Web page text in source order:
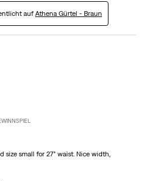
aufAthena Gürtel - Braun
size small for 27” waist. Nice width,